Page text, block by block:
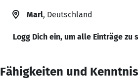
Marl, Deutschland
Logg Dich ein, um alle Einträge zu
Fähigkeiten und